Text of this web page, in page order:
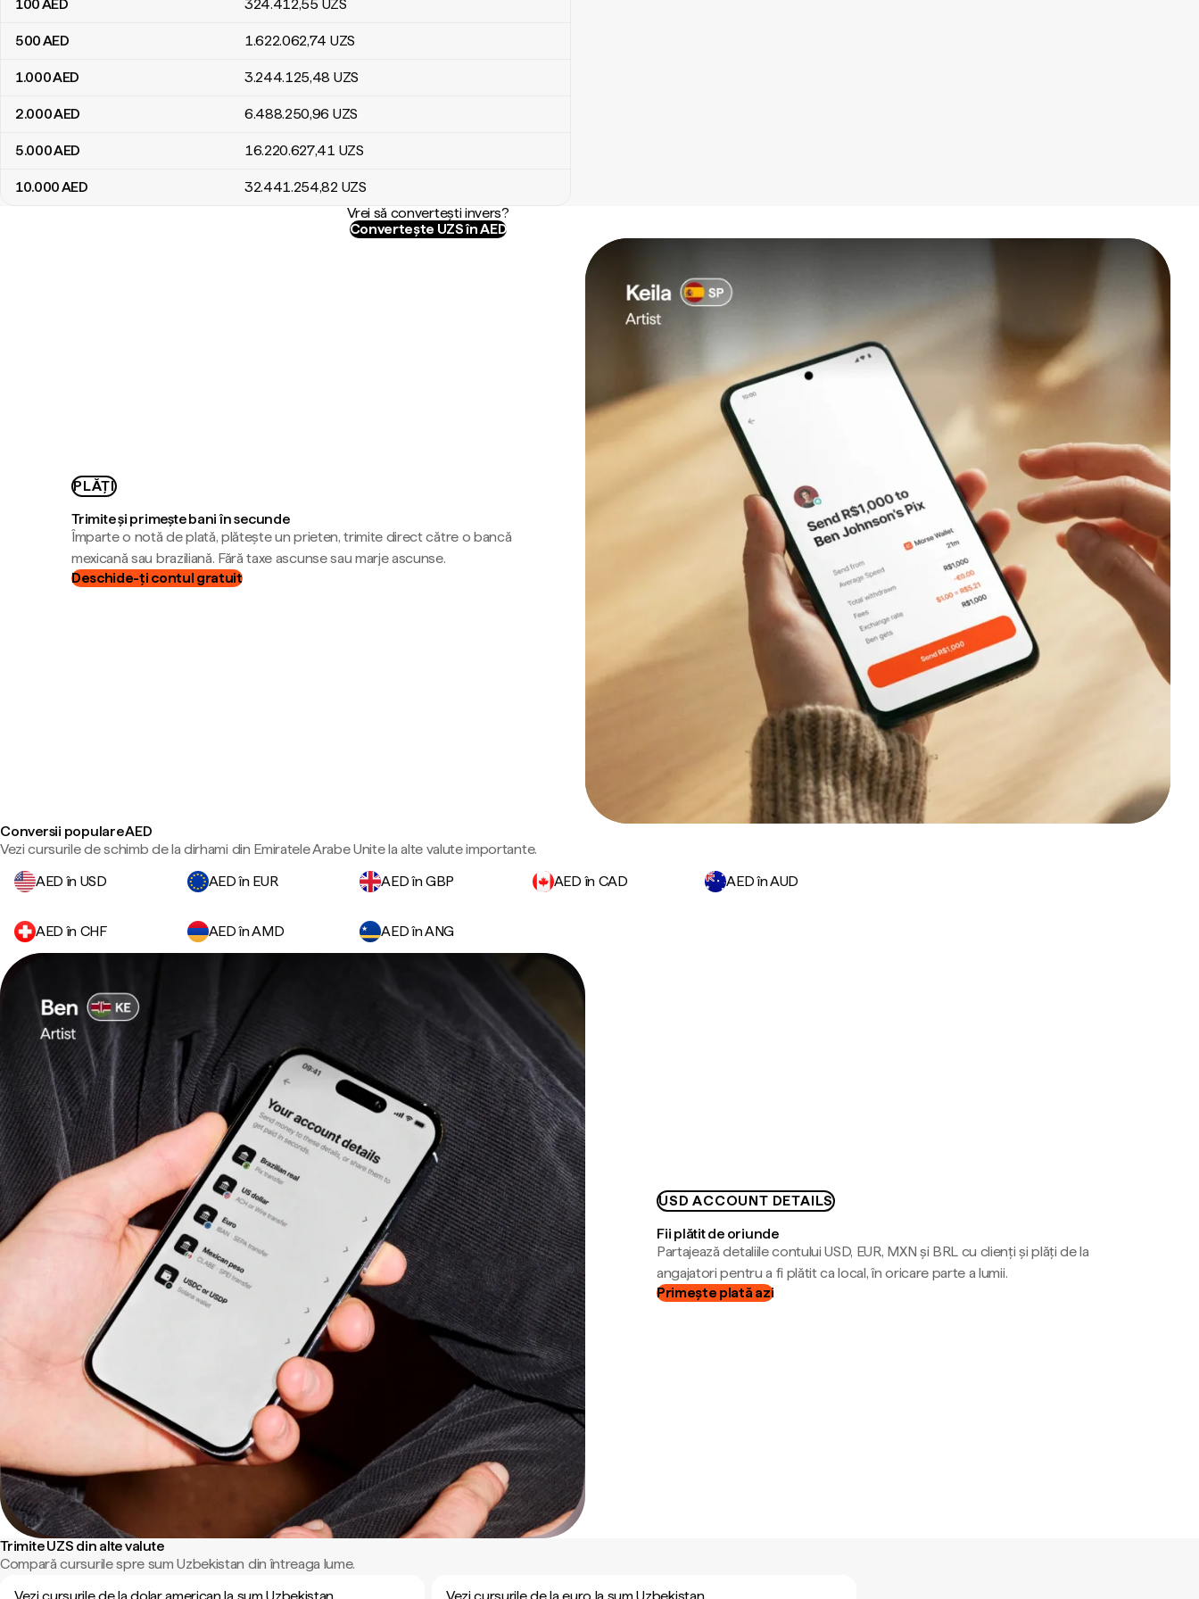
100AED 324.412,55 UZS
500AED 1.622.062,74 UZS
1.000AED 3.244.125,48 UZS
2.000AED 6.488.250,96 UZS
5.000AED 16.220.627,41 UZS
10.000AED 32.441.254,82 UZS
Vrei să convertești invers?
Convertește UZS în AED
PLĂȚI
Trimite și primește bani în secunde
Împarte o notă de plată, plătește un prieten, trimite direct către o bancă
mexicană sau braziliană. Fără taxe ascunse sau marje ascunse.
Deschide-ți contul gratuit
Conversii populare AED
Vezi cursurile de schimb de la dirhami din Emiratele Arabe Unite la alte valute importante.
AED în USD
AED în EUR AED în GBP AED în CAD AED în AUD
AED în CHF AED în AMD AED în ANG
USD ACCOUNT DETAILS
Fii plătit de oriunde
Partajează detaliile contului USD, EUR, MXN și BRL cu clienți și plăți de la
angajatori pentru a fi plătit ca local, în oricare parte a lumii.
Primește plată azi
Trimite UZS din alte valute
Compară cursurile spre sum Uzbekistan din întreaga lume.